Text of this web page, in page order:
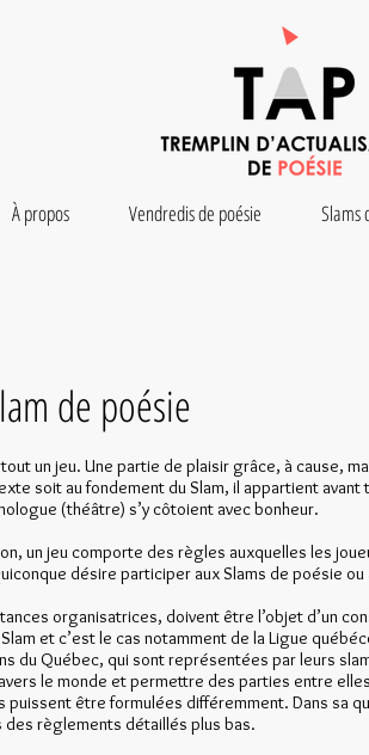
À propos Vendredis de poésie Slams
de poésie
un jeu. Une partie de plaisir grâce, à cause,
soit au fondement du Slam, il appartient
(théâtre) s’y côtoient avec bonheur.
un jeu comporte des règles auxquelles les
désire participer aux Slams de poésie ou
organisatrices, doivent être l’objet d’un
et c’est le cas notamment de la Ligue
du Québec, qui sont représentées par leurs
le monde et permettre des parties entre
puissent être formulées différemment. Dans sa
des règlements détaillés plus bas.